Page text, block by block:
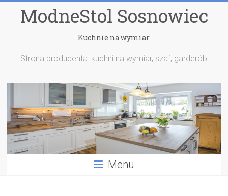
ModneStol Sosnowiec
Kuchnie na wymiar
Strona producenta: kuchni na wymiar, szaf, garderób
Menu